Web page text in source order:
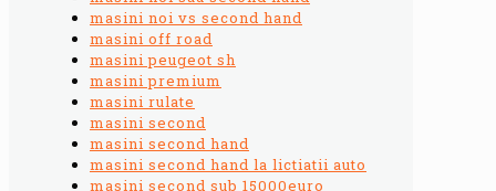
masini noi vs second hand
masini off road
masini peugeot sh
masini premium
masini rulate
masini second
masini second hand
masini second hand la lictiatii auto
masini second sub 15000euro